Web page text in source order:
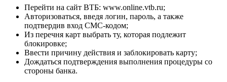
Перейти на сайт ВТБ: www.online.vtb.ru;
Авторизоваться, введя логин, пароль, а также
подтвердив вход СМС-кодом;
Из перечня карт выбрать ту, которая подлежит
блокировке;
Ввести причину действия и заблокировать карту;
Дождаться подтверждения выполнения процедуры со
стороны банка.